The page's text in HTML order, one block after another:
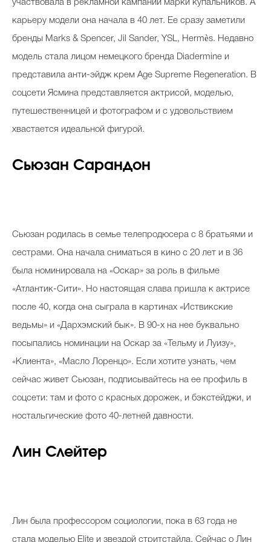
участвовала в рекламной кампании марки купальников. А
карьеру модели она начала в 40 лет. Ее сразу заметили
бренды Marks & Spencer, Jil Sander, YSL, Hermès. Недавно
модель стала лицом немецкого бренда Diadermine и
представила анти-эйдж крем Age Supreme Regeneration. В
соцсети Ясмина представляется актрисой, моделью,
путешественницей и фотографом и с удовольствием
хвастается идеальной фигурой.
Сьюзан Сарандон
Сьюзан родилась в семье телепродюсера с 8 братьями и
сестрами. Она начала сниматься в кино с 20 лет и в 36
была номинировала на «Оскар» за роль в фильме
«Атлантик-Сити». Но настоящая слава пришла к актрисе
после 40, когда она сыграла в картинах «Иствикские
ведьмы» и «Дархэмский бык». В 90-х на нее буквально
посыпались номинации на Оскар за «Тельму и Луизу»,
«Клиента», «Масло Лоренцо». Если хотите узнать, чем
сейчас живет Сьюзан, подписывайтесь на ее профиль в
соцсети: там и фото с красных дорожек, и бэкстейджи, и
ностальгические фото 40-летней давности.
Лин Слейтер
Лин была профессором социологии, пока в 63 года не
стала моделью Elite и звездой стритстайла. Сейчас о Лин